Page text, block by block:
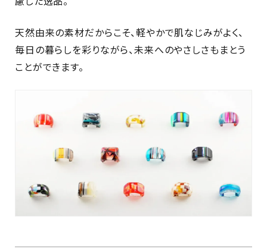
天然由来の素材だからこそ、軽やかで肌なじみがよく、
毎日の暮らしを彩りながら、未来へのやさしさもまとう
ことができます。